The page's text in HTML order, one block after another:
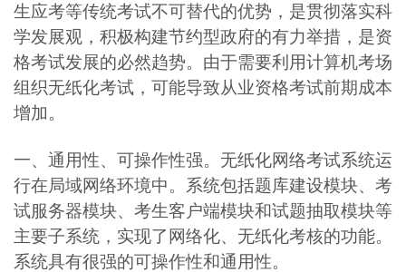
生应考等传统考试不可替代的优势，是贯彻落实科
学发展观，积极构建节约型政府的有力举措，是资
格考试发展的必然趋势。由于需要利用计算机考场
组织无纸化考试，可能导致从业资格考试前期成本
增加。
一、通用性、可操作性强。无纸化网络考试系统运
行在局域网络环境中。系统包括题库建设模块、考
试服务器模块、考生客户端模块和试题抽取模块等
主要子系统，实现了网络化、无纸化考核的功能。
系统具有很强的可操作性和通用性。